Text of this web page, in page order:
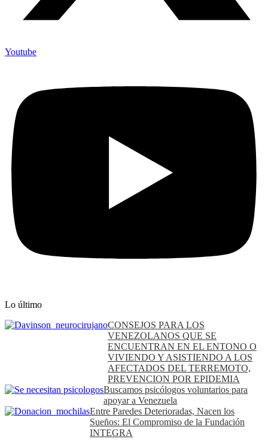
Youtube
Lo último
CONSEJOS PARA LOS
VENEZOLANOS QUE SE
ENCUENTRAN EN EL ENTONO O
VIVIENDO Y ASISTIENDO A LOS
AFECTADOS DEL TERREMOTO,
PREVENCION POR EPIDEMIA
Buscamos psicólogos voluntarios para
apoyar a Venezuela
Entre Paredes Deterioradas, Nacen los
Sueños: El Compromiso de la Fundación
INTEGRA